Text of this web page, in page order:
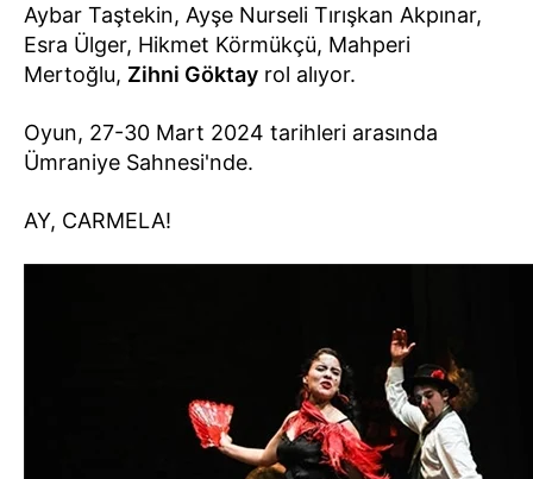
Aybar Taştekin, Ayşe Nurseli Tırışkan Akpınar,
Esra Ülger, Hikmet Körmükçü, Mahperi
Mertoğlu, Zihni Göktay rol alıyor.
Oyun, 27-30 Mart 2024 tarihleri arasında
Ümraniye Sahnesi'nde.
AY, CARMELA!